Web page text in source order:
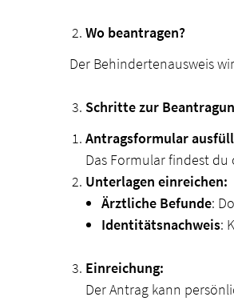
Wo beantragen?
Der Behindertenausweis
Schritte zur
Antragsformular
Das Formular findest
Unterlagen einreichen:
Ärztliche Befunde:
Identitätsnachweis:
Einreichung:
Der Antrag kann